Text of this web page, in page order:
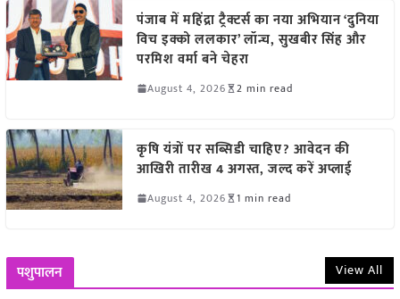
पंजाब में महिंद्रा ट्रैक्टर्स का नया अभियान ‘दुनिया
विच इक्को ललकार’ लॉन्च, सुखबीर सिंह और
परमिश वर्मा बने चेहरा
August 4, 2026 2 min read
कृषि यंत्रों पर सब्सिडी चाहिए? आवेदन की
आखिरी तारीख 4 अगस्त, जल्द करें अप्लाई
August 4, 2026 1 min read
पशुपालन View All